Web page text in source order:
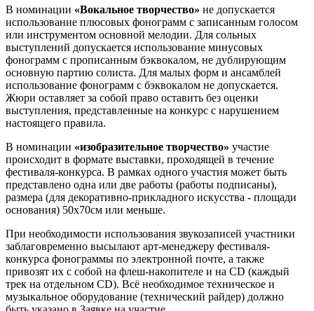
В номинации «Вокальное творчество» не допускается
использование плюсовых фонограмм с записанным голосом
или инструментом основной мелодии. Для сольных
выступлений допускается использование минусовых
фонограмм с прописанным бэквокалом, не дублирующим
основную партию солиста. Для малых форм и ансамблей
использование фонограмм с бэквокалом не допускается.
Жюри оставляет за собой право оставить без оценки
выступления, представленные на конкурс с нарушением
настоящего правила.
В номинации «изобразительное творчество» участие
происходит в формате выставки, проходящей в течение
фестиваля-конкурса. В рамках одного участия может быть
представлено одна или две работы (работы подписаны),
размера (для декоративно-прикладного искусства - площади
основания) 50x70см или меньше.
При необходимости использования звукозаписей участники
заблаговременно высылают арт-менеджеру фестиваля-
конкурса фонограммы по электронной почте, а также
привозят их с собой на флеш-накопителе и на CD (каждый
трек на отдельном CD). Всё необходимое техническое и
музыкальное оборудование (технический райдер) должно